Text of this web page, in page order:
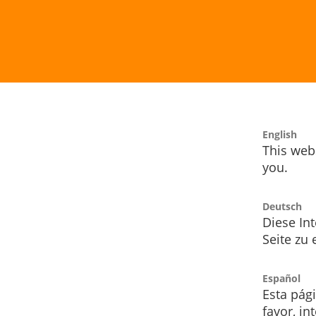
English
This
you.
Deutsch
Diese
Seite zu
Español
Esta
favor,